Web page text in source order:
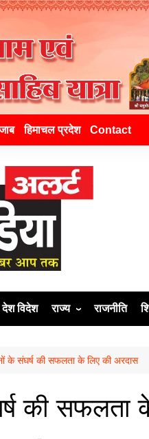
हिमाचल प्रदेश Contact
देश विदेश राज्य
दिल्ली
पंजाब
राजनीति
के संघर्ष की सफलता के लिए की अरदास
की सफलता